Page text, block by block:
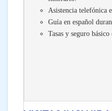
Asistencia telefónica
Guía en español
Tasas y seguro básico